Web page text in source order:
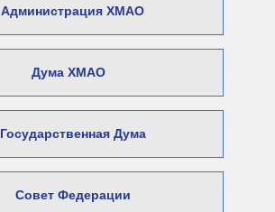
Администрация ХМАО
Дума ХМАО
Государственная Дума
Совет Федерации